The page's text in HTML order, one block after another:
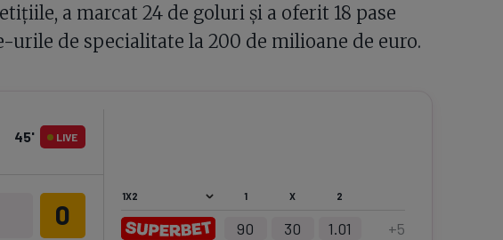
a marcat 24 de goluri și a oferit 18 pase
urile de specialitate la 200 de milioane de euro.
45' LIVE
0
1 X 2
90 30 1.01 +5